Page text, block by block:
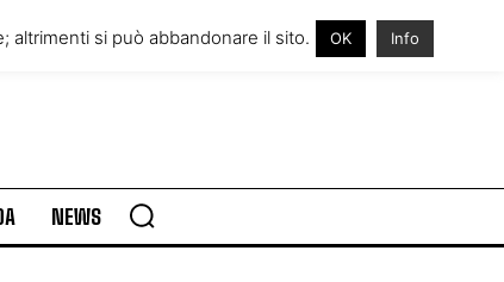
VISITARE L’IRLANDA
NEWS
altrimenti si può abbandonare il sito. OK Info